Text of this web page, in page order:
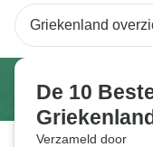
Griekenland
De 10
Verzameld door